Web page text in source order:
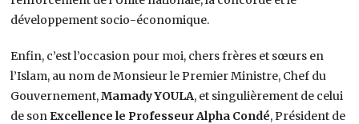
développement socio-économique.
Enfin, c’est l’occasion pour moi, chers frères et sœurs en
l’Islam, au nom de Monsieur le Premier Ministre, Chef du
Gouvernement,Mamady YOULA, et singulièrement de celui
de son Excellence le Professeur Alpha Condé, Président de